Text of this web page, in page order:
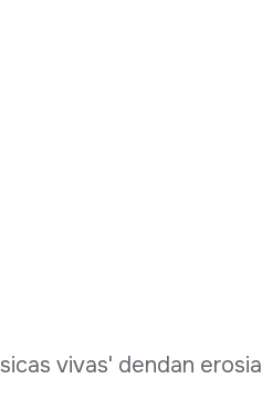
vivas' dendan erosia